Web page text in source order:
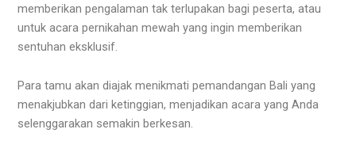
memberikan pengalaman tak terlupakan bagi peserta, atau
untuk acara pernikahan mewah yang ingin memberikan
sentuhan eksklusif.
Para tamu akan diajak menikmati pemandangan Bali yang
menakjubkan dari ketinggian, menjadikan acara yang Anda
selenggarakan semakin berkesan.